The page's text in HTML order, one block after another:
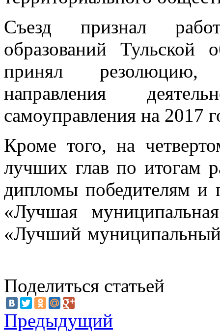
Съезд признал
образований Тульской
принял резолюцию,
направления
самоуправления на 2017
Кроме того, на
лучших глав по итогам
дипломы победителям и
«Лучшая
«Лучший
Поделиться статьей
Предыдущий